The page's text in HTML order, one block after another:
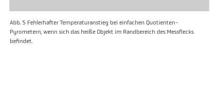
Abb. 5 Fehlerhafter Temperaturanstieg bei einfachen Quotienten-
Pyrometern, wenn sich das heiße Objekt im Randbereich des Messflecks
befindet.